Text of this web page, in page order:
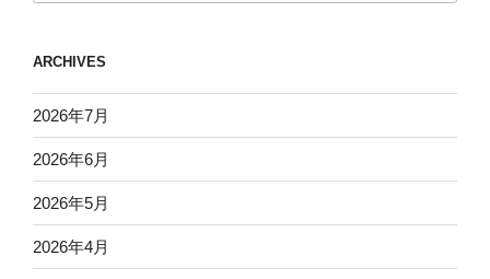
ARCHIVES
2026年7月
2026年6月
2026年5月
2026年4月